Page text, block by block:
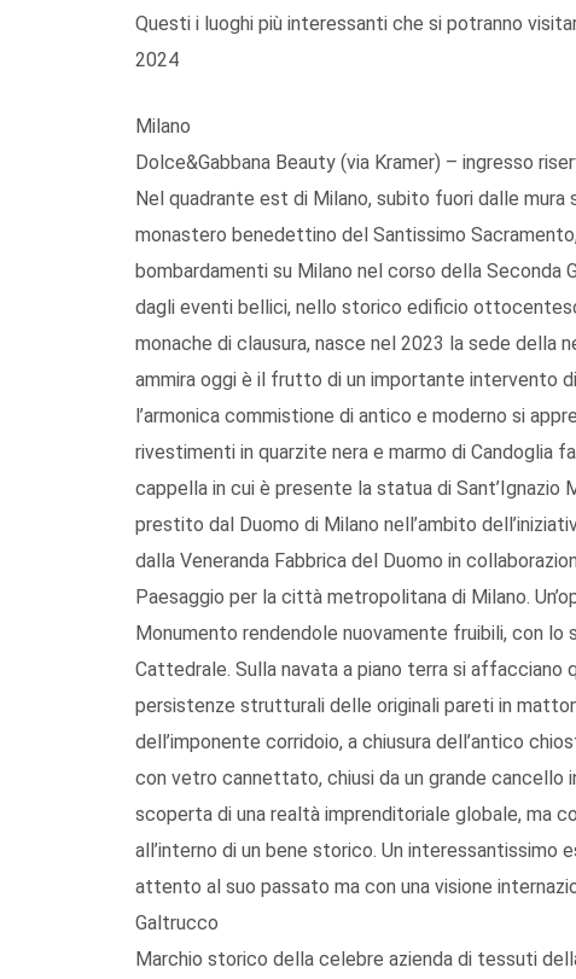
Questi i luoghi più interessanti che si potranno
2024
Milano
Dolce&Gabbana Beauty (via Kramer) – ingresso
Nel quadrante est di Milano, subito fuori dalle
monastero benedettino del Santissimo
bombardamenti su Milano nel corso della Seconda
dagli eventi bellici, nello storico edificio
monache di clausura, nasce nel 2023 la sede della
ammira oggi è il frutto di un importante intervento
l’armonica commistione di antico e moderno si
rivestimenti in quarzite nera e marmo di Candoglia
cappella in cui è presente la statua di
prestito dal Duomo di Milano nell’ambito
dalla Veneranda Fabbrica del Duomo in
Paesaggio per la città metropolitana di Milano.
Monumento rendendole nuovamente fruibili, con lo
Cattedrale. Sulla navata a piano terra si
persistenze strutturali delle originali pareti in
dell’imponente corridoio, a chiusura dell’antico
con vetro cannettato, chiusi da un grande cancello
scoperta di una realtà imprenditoriale globale, ma
all’interno di un bene storico. Un
attento al suo passato ma con una visione
Galtrucco
Marchio storico della celebre azienda di tessuti